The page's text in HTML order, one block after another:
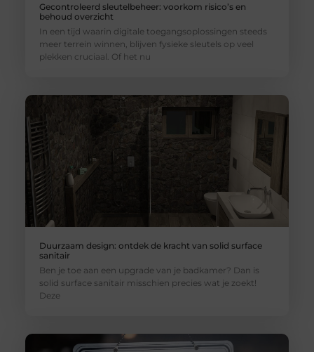
Gecontroleerd sleutelbeheer: voorkom risico’s en
behoud overzicht
In een tijd waarin digitale toegangsoplossingen steeds
meer terrein winnen, blijven fysieke sleutels op veel
plekken cruciaal. Of het nu
Duurzaam design: ontdek de kracht van solid surface
sanitair
Ben je toe aan een upgrade van je badkamer? Dan is
solid surface sanitair misschien precies wat je zoekt!
Deze